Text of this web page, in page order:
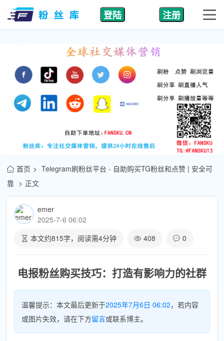
登陆 注册
首页
Telegram刷粉丝平台 - 自助购买TG粉丝和点赞 | 安全可
靠
正文
emer
2025-7-6 06:02
本文约815字，阅读需4分钟 408 0
电报粉丝购买技巧：打造有影响力的社群
温馨提示：本文最后更新于2025年7月6日 06:02，若内容
或图片失效，请在下方留言或联系博主。